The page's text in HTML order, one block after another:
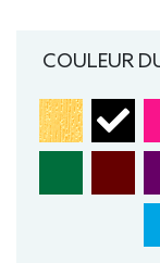
COULEUR